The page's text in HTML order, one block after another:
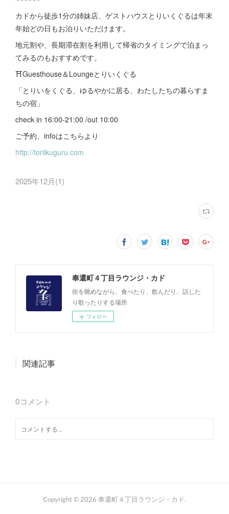
カドから徒歩1分の姉妹店、ゲストハウスとりいくぐるは年末
年始どの日もお泊りいただけます。
地元割や、長期滞在割を利用して帰省のタイミングで泊まっ
てみるのもおすすめです。
⛩️Guesthouse＆Loungeとりいくぐる
「とりいをくぐる、ゆるやかに居る、わたしたちの暮らすま
ちの宿」
check in 16:00-21:00 /out 10:00
ご予約、infoはこちらより
http://toriikuguru.com
2025年12月(1)
奉還町４丁目ラウンジ・カド
街を眺めながら、食べたり、飲んだり、話した
り歌ったりする場所
フォロー
関連記事
0コメント
Copyright © 2026 奉還町４丁目ラウンジ・カド.